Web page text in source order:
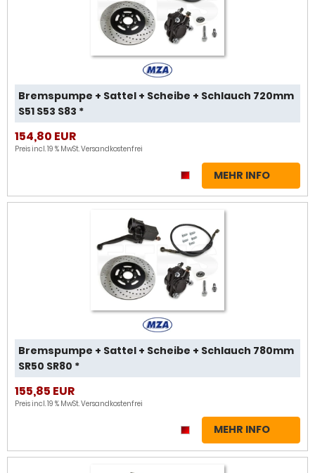
Bremspumpe + Sattel + Scheibe + Schlauch 720mm
S51 S53 S83 *
154,80 EUR
Preis incl. 19 % MwSt.Versandkostenfrei
MEHR INFO
Bremspumpe + Sattel + Scheibe + Schlauch 780mm
SR50 SR80 *
155,85 EUR
Preis incl. 19 % MwSt.Versandkostenfrei
MEHR INFO